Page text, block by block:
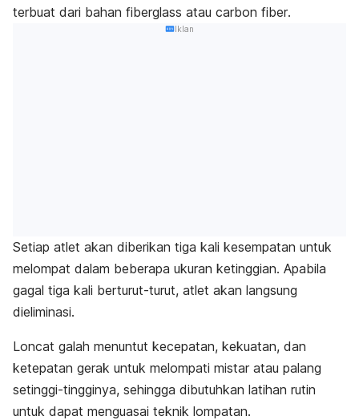
terbuat dari bahan fiberglass atau carbon fiber.
Iklan
Setiap atlet akan diberikan tiga kali kesempatan untuk
melompat dalam beberapa ukuran ketinggian. Apabila
gagal tiga kali berturut-turut, atlet akan langsung
dieliminasi.
Loncat galah menuntut kecepatan, kekuatan, dan
ketepatan gerak untuk melompati mistar atau palang
setinggi-tingginya, sehingga dibutuhkan latihan rutin
untuk dapat menguasai teknik lompatan.